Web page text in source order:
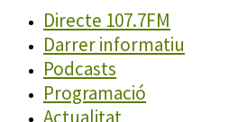
Directe 107.7FM
Darrer informatiu
Podcasts
Programació